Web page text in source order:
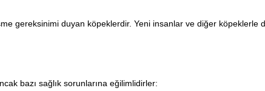
gereksinimi duyan köpeklerdir. Yeni insanlar ve diğer köpeklerle
bazı sağlık sorunlarına eğilimlidirler: